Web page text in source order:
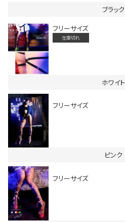
インスタ写真投稿キャンペーン！
会員登録でいつでもお得に
ブラック
フリーサイズ
在庫切れ
ホワイト
フリーサイズ
ピンク
フリーサイズ